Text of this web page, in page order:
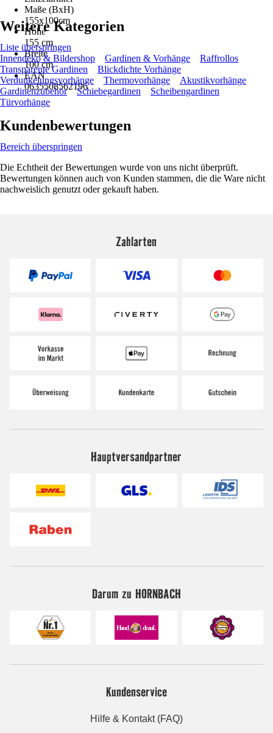
Maße (BxH)
155x100cm
Höhe
155 cm
Breite
100 cm
EAN
0635508562196
Weitere Kategorien
Liste überspringen
Innendeko & Bildershop
Gardinen & Vorhänge
Raffrollos
Transparente Gardinen
Blickdichte Vorhänge
Verdunkelungsvorhänge
Thermovorhänge
Akustikvorhänge
Gardinenzubehör
Schiebegardinen
Scheibengardinen
Türvorhänge
Kundenbewertungen
Bereich überspringen
Die Echtheit der Bewertungen wurde von uns nicht überprüft.
Bewertungen können auch von Kunden stammen, die die Ware nicht
nachweislich genutzt oder gekauft haben.
Zahlarten
Hauptversandpartner
Darum zu HORNBACH
Kundenservice
Hilfe & Kontakt (FAQ)